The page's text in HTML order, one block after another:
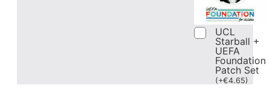
UCL
Starball +
UEFA
Foundation
Patch Set
(+€4.65)